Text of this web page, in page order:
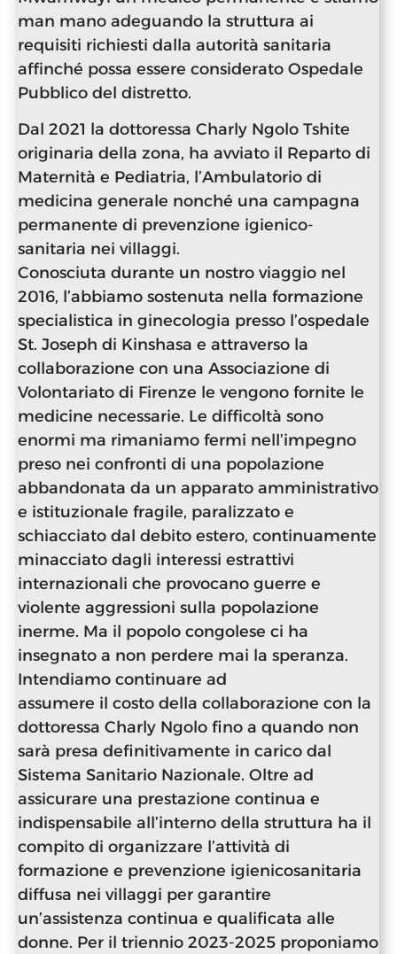
man mano adeguando la struttura ai
requisiti richiesti dalla autorità sanitaria
affinché possa essere considerato Ospedale
Pubblico del distretto.
Dal 2021 la dottoressa Charly Ngolo Tshite
originaria della zona, ha avviato il Reparto di
Maternità e Pediatria, l’Ambulatorio di
medicina generale nonché una campagna
permanente di prevenzione igienico-
sanitaria nei villaggi.
Conosciuta durante un nostro viaggio nel
2016, l’abbiamo sostenuta nella formazione
specialistica in ginecologia presso l’ospedale
St. Joseph di Kinshasa e attraverso la
collaborazione con una Associazione di
Volontariato di Firenze le vengono fornite le
medicine necessarie. Le difficoltà sono
enormi ma rimaniamo fermi nell’impegno
preso nei confronti di una popolazione
abbandonata da un apparato amministrativo
e istituzionale fragile, paralizzato e
schiacciato dal debito estero, continuamente
minacciato dagli interessi estrattivi
internazionali che provocano guerre e
violente aggressioni sulla popolazione
inerme. Ma il popolo congolese ci ha
insegnato a non perdere mai la speranza.
Intendiamo continuare ad
assumere il costo della collaborazione con la
dottoressa Charly Ngolo fino a quando non
sarà presa definitivamente in carico dal
Sistema Sanitario Nazionale. Oltre ad
assicurare una prestazione continua e
indispensabile all’interno della struttura ha il
compito di organizzare l’attività di
formazione e prevenzione igienicosanitaria
diffusa nei villaggi per garantire
un’assistenza continua e qualificata alle
donne. Per il triennio 2023-2025 proponiamo